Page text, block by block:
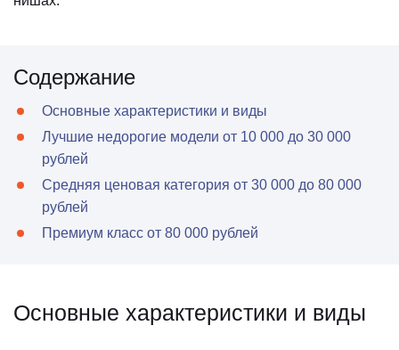
Содержание
Основные характеристики и виды
Лучшие недорогие модели от 10 000 до 30 000
рублей
Средняя ценовая категория от 30 000 до 80 000
рублей
Премиум класс от 80 000 рублей
Основные характеристики и виды